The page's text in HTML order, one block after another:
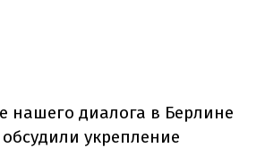
нашего диалога в Берлине
укрепление